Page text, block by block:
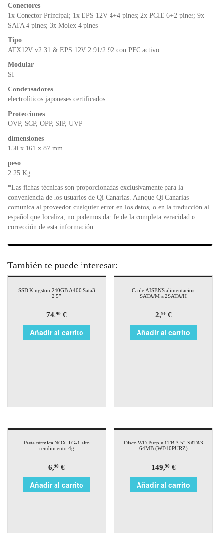
Conectores
1x Conector Principal; 1x EPS 12V 4+4 pines; 2x PCIE 6+2 pines; 9x
SATA 4 pines; 3x Molex 4 pines
Tipo
ATX12V v2.31 & EPS 12V 2.91/2.92 con PFC activo
Modular
SI
Condensadores
electrolíticos japoneses certificados
Protecciones
OVP, SCP, OPP, SIP, UVP
dimensiones
150 x 161 x 87 mm
peso
2.25 Kg
*Las fichas técnicas son proporcionadas exclusivamente para la
conveniencia de los usuarios de Qi Canarias. Aunque Qi Canarias
comunica al proveedor cualquier error en los datos, o en la traducción al
español que localiza, no podemos dar fe de la completa veracidad o
corrección de esta información.
También te puede interesar:
SSD Kingston 240GB A400 Sata3
2.5″
74,90 €
Añadir al carrito
Cable AISENS alimentacion
SATA/M a 2SATA/H
2,90€
Añadir al carrito
Pasta térmica NOX TG-1 alto
rendimiento 4g
6,90 €
Añadir al carrito
Disco WD Purple 1TB 3.5″ SATA3
64MB (WD10PURZ)
149,90€
Añadir al carrito